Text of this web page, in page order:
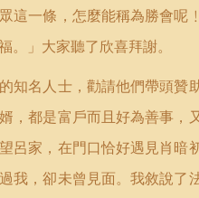
這一條，怎麼能稱為勝會
。」大家聽了欣喜拜謝。
知名人士，勸請他們帶頭
，都是富戶而且好為善事
呂家，在門口恰好遇見肖
我，卻未曾見面。我敘說